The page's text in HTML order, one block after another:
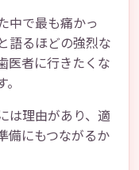
中で最も痛かっ
語るほどの強烈な
医者に行きたくな
は理由があり、適
備にもつながるか